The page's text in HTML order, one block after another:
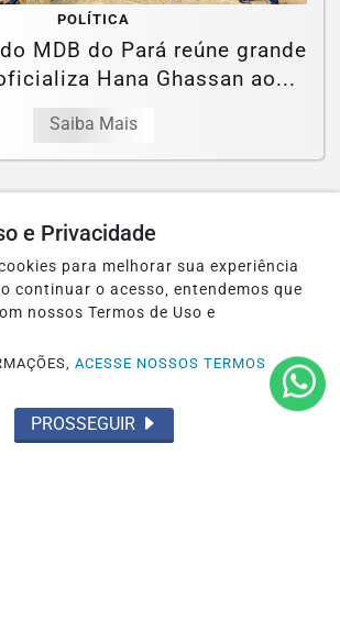
POLÍTICA
MDB do Pará reúne grande
Hana Ghassan ao...
Saiba Mais
e Privacidade
para melhorar sua experiência
continuar o acesso, entendemos que
nossos Termos de Uso e
ACESSE NOSSOS TERMOS
PROSSEGUIR